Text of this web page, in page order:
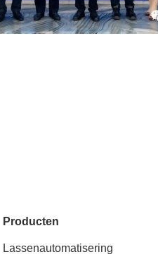
Producten
Lassenautomatisering